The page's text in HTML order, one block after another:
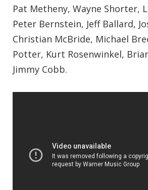
Pat Metheny, Wayne Shorter,
Peter Bernstein, Jeff Ballard,
Christian McBride, Michael
Potter, Kurt Rosenwinkel,
Jimmy Cobb.